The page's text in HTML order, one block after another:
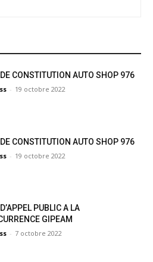
CONSTITUTION AUTO SHOP 976
- 19 octobre 2022
CONSTITUTION AUTO SHOP 976
- 19 octobre 2022
PUBLIC A LA
GIPEAM
- 7 octobre 2022